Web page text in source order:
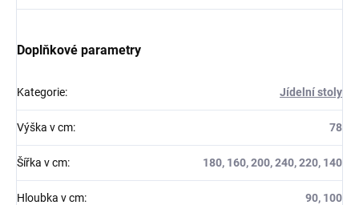
Doplňkové parametry
Kategorie: Jídelní stoly
Výška v cm: 78
Šířka v cm: 180, 160, 200, 240, 220, 140
Hloubka v cm: 90, 100